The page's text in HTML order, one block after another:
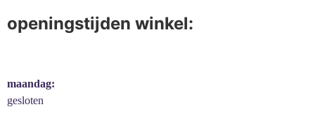
openingstijden winkel:
maandag:
gesloten